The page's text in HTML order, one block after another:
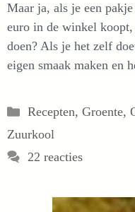
Maar ja, als je een
euro in de winkel
doen? Als je het zelf
eigen smaak maken en
Categorieën
Recepten, Groente,
Zuurkool
22 reacties